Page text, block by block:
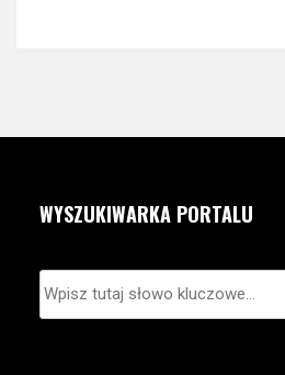
WYSZUKIWARKA PORTALU